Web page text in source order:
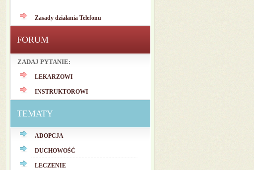
Zasady działania Telefonu
FORUM
ZADAJ PYTANIE:
LEKARZOWI
INSTRUKTOROWI
TEMATY
ADOPCJA
DUCHOWOŚĆ
LECZENIE